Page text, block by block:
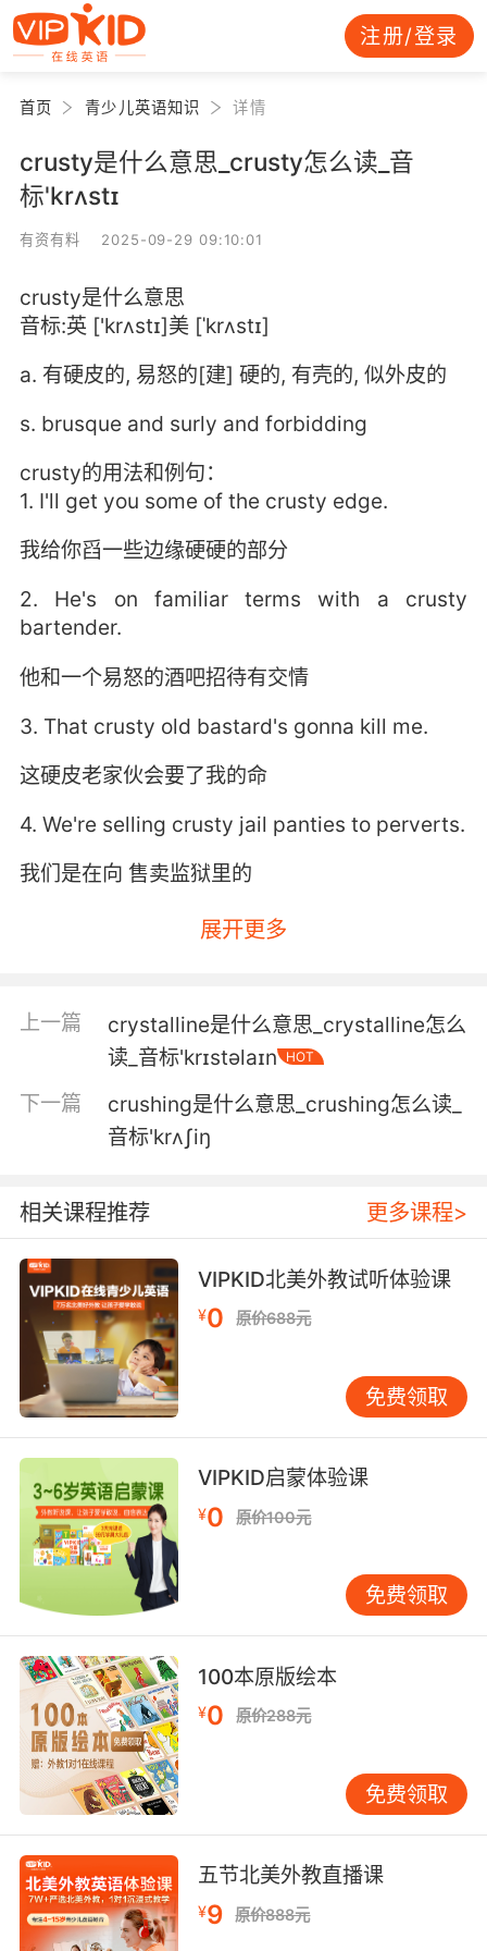
注册/登录
首页 青少儿英语知识 详情
crusty是什么意思_crusty怎么读_音
标'krʌstɪ
有资有料 2025-09-29 09:10:01
crusty是什么意思
音标:英 ['krʌstɪ]美 [ˈkrʌstɪ]
a. 有硬皮的, 易怒的[建] 硬的, 有壳的, 似外皮的
s. brusque and surly and forbidding
crusty的用法和例句：
1. I'll get you some of the crusty edge.
我给你舀一些边缘硬硬的部分
2. He's on familiar terms with a crusty
bartender.
他和一个易怒的酒吧招待有交情
3. That crusty old bastard's gonna kill me.
这硬皮老家伙会要了我的命
4. We're selling crusty jail panties to perverts.
我们是在向 售卖监狱里的
5. If it's flaky, crusty, or scabby, I want to get
6. Ambrose is a crusty old bird, no doubt.
安布罗斯无疑是个难搞的老狐狸
7. You should see her crusty dishes in the
她的餐碟在水池里都干得结壳了
8. These are never gonna cut through her
crusty talons.
这小玩意儿不可能剪断她那老趾甲
9. But look, I'm not here to talk about that
但你瞧 我不是来谈论 那个固执年迈的大叔
10. Looks like a crusty residue around his
mouth.
感覺他嘴邊有一圈脆皮殘留
展开更多
上一篇
crystalline是什么意思_crystalline怎么
读_音标'krɪstəlaɪn
HOT
下一篇
crushing是什么意思_crushing怎么读_
音标'krʌʃiŋ
相关课程推荐 更多课程>
VIPKID北美外教试听体验课
¥0 原价688元
免费领取
VIPKID启蒙体验课
¥0 原价100元
免费领取
100本原版绘本
¥0 原价288元
免费领取
五节北美外教直播课
¥9 原价888元